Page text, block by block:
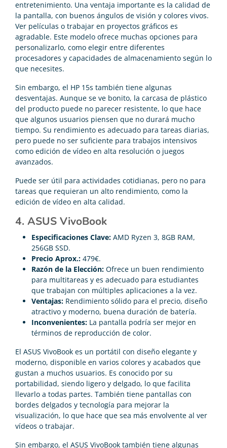
entretenimiento. Una ventaja importante es la calidad de
la pantalla, con buenos ángulos de visión y colores vivos.
Ver películas o trabajar en proyectos gráficos es
agradable. Este modelo ofrece muchas opciones para
personalizarlo, como elegir entre diferentes
procesadores y capacidades de almacenamiento según lo
que necesites.
Sin embargo, el HP 15s también tiene algunas
desventajas. Aunque se ve bonito, la carcasa de plástico
del producto puede no parecer resistente, lo que hace
que algunos usuarios piensen que no durará mucho
tiempo. Su rendimiento es adecuado para tareas diarias,
pero puede no ser suficiente para trabajos intensivos
como edición de vídeo en alta resolución o juegos
avanzados.
Puede ser útil para actividades cotidianas, pero no para
tareas que requieran un alto rendimiento, como la
edición de vídeo en alta calidad.
4. ASUS VivoBook
Especificaciones Clave: AMD Ryzen 3, 8GB RAM,
256GB SSD.
Precio Aprox.: 479€.
Razón de la Elección: Ofrece un buen rendimiento
para multitareas y es adecuado para estudiantes
que trabajan con múltiples aplicaciones a la vez.
Ventajas: Rendimiento sólido para el precio, diseño
atractivo y moderno, buena duración de batería.
Inconvenientes: La pantalla podría ser mejor en
términos de reproducción de color.
El ASUS VivoBook es un portátil con diseño elegante y
moderno, disponible en varios colores y acabados que
gustan a muchos usuarios. Es conocido por su
portabilidad, siendo ligero y delgado, lo que facilita
llevarlo a todas partes. También tiene pantallas con
bordes delgados y tecnología para mejorar la
visualización, lo que hace que sea más envolvente al ver
vídeos o trabajar.
Sin embargo, el ASUS VivoBook también tiene algunas